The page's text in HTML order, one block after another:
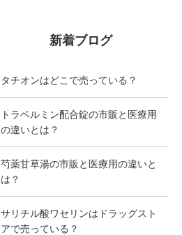
新着ブログ
タチオンはどこで売っている？
トラベルミン配合錠の市販と医療用
の違いとは？
芍薬甘草湯の市販と医療用の違いと
は？
サリチル酸ワセリンはドラッグスト
アで売っている？